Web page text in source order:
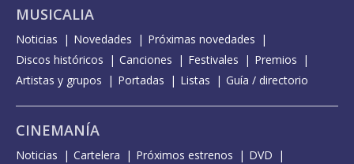
MUSICALIA
Noticias Novedades
Próximas novedades
Discos históricos
Canciones Festivales
Premios
Artistas y grupos
Portadas Listas Guía / directorio
CINEMANÍA
Noticias Cartelera Próximos estrenos
DVD